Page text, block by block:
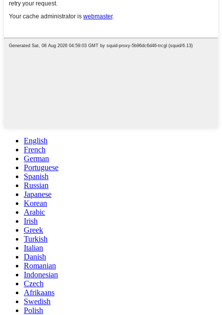
English
French
German
Portuguese
Spanish
Russian
Japanese
Korean
Arabic
Irish
Greek
Turkish
Italian
Danish
Romanian
Indonesian
Czech
Afrikaans
Swedish
Polish